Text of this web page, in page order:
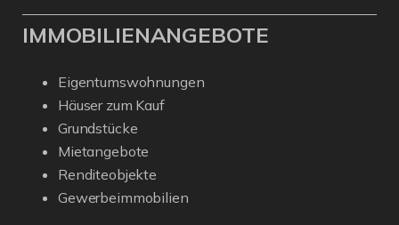
IMMOBILIENANGEBOTE
Eigentumswohnungen
Häuser zum Kauf
Grundstücke
Mietangebote
Renditeobjekte
Gewerbeimmobilien